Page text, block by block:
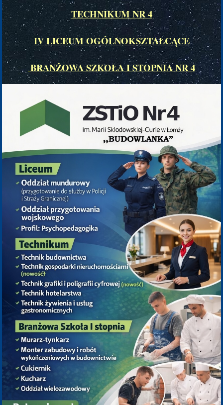
TECHNIKUM NR 4
IV LICEUM OGÓLNOKSZTAŁCĄCE
BRANŻOWA SZKOŁA I STOPNIA NR 4